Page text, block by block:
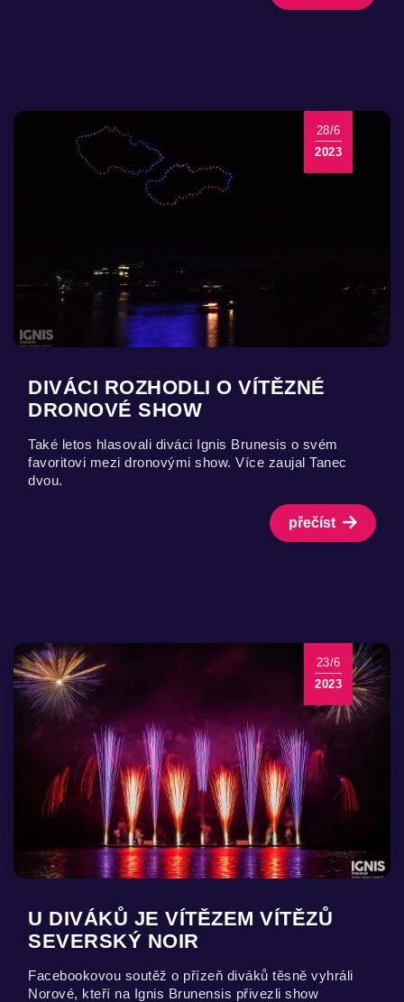
28/6
2023
DIVÁCI ROZHODLI O VÍTĚZNÉ
DRONOVÉ SHOW
Také letos hlasovali diváci Ignis Brunesis o svém
favoritovi mezi dronovými show. Více zaujal Tanec
dvou.
přečíst
23/6
2023
U DIVÁKŮ JE VÍTĚZEM VÍTĚZŮ
SEVERSKÝ NOIR
Facebookovou soutěž o přízeň diváků těsně vyhráli
Norové, kteří na Ignis Brunensis přivezli show